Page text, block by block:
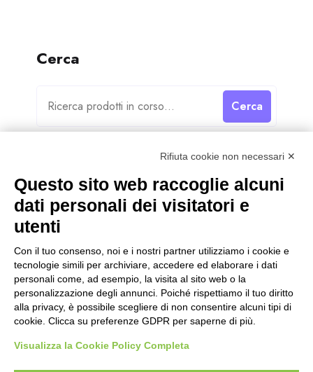
Cerca
Cerca
Categorie
Categorie
Rifiuta cookie non necessari ✕
Questo sito web raccoglie alcuni
dati personali dei visitatori e
utenti
Con il tuo consenso, noi e i nostri partner utilizziamo i cookie e
tecnologie simili per archiviare, accedere ed elaborare i dati
personali come, ad esempio, la visita al sito web o la
personalizzazione degli annunci. Poiché rispettiamo il tuo diritto
alla privacy, è possibile scegliere di non consentire alcuni tipi di
cookie. Clicca su preferenze GDPR per saperne di più.
Visualizza la Cookie Policy Completa